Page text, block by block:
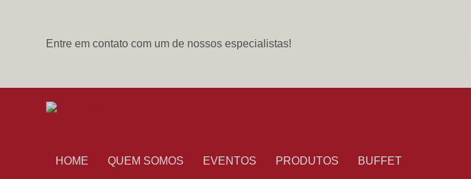
Entre em contato com um de nossos especialistas!
HOME QUEM SOMOS EVENTOS PRODUTOS BUFFET